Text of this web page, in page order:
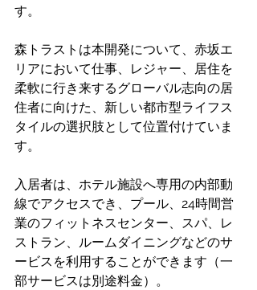
す。
森トラストは本開発について、赤坂エ
リアにおいて仕事、レジャー、居住を
柔軟に行き来するグローバル志向の居
住者に向けた、新しい都市型ライフス
タイルの選択肢として位置付けていま
す。
入居者は、ホテル施設へ専用の内部動
線でアクセスでき、プール、24時間営
業のフィットネスセンター、スパ、レ
ストラン、ルームダイニングなどのサ
ービスを利用することができます（一
部サービスは別途料金）。